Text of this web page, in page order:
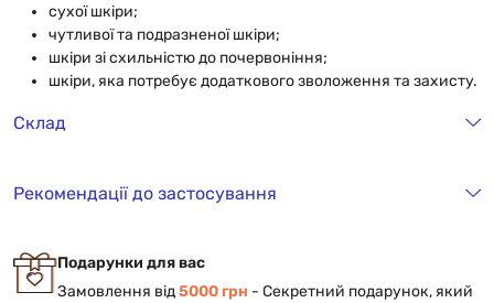
сухої шкіри;
чутливої та подразненої шкіри;
шкіри зі схильністю до почервоніння;
шкіри, яка потребує додаткового зволоження та захисту.
Склад
Рекомендації до застосування
Подарунки для вас
Замовлення від5000 грн - Cекретний подарунок, який